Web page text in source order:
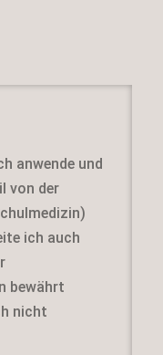
anwende und
von der
ich auch
bewährt
nicht